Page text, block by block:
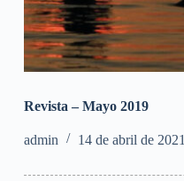
Revista – Mayo 2019
admin 14 de abril de 2021